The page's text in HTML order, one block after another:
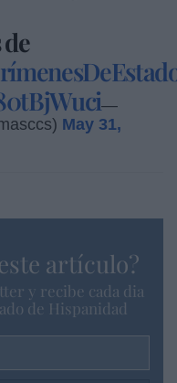
—
May 31,
artículo?
y recibe cada dia
de Hispanidad